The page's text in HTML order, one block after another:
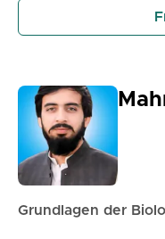
Grundlagen der